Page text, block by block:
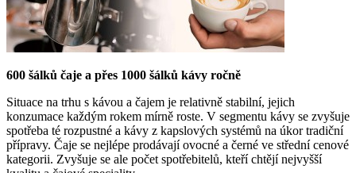
600 šálků čaje a přes 1000 šálků kávy ročně
Situace na trhu s kávou a čajem je relativně stabilní, jejich
konzumace každým rokem mírně roste. V segmentu kávy se zvyšuje
spotřeba té rozpustné a kávy z kapslových systémů na úkor tradiční
přípravy. Čaje se nejlépe prodávají ovocné a černé ve střední cenové
kategorii. Zvyšuje se ale počet spotřebitelů, kteří chtějí nejvyšší